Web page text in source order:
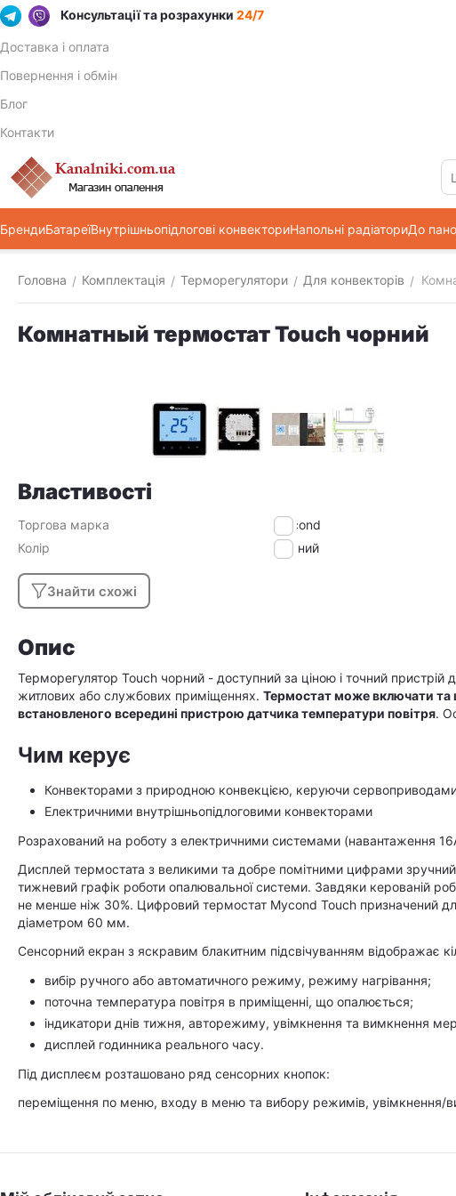
Консультації та розрахунки 24/7
Доставка і оплата
Повернення і обмін
Блог
Контакти
БрендиБатареїВнутрішньопідлогові конвекториНапольні радіаториДо
Головна / Комплектація / Терморегулятори / Для конвекторів /
Комнатный термостат Touch чорний
Властивості
Торгова марка
Mycond
Колір
Чорний
Знайти схожі
Опис
Терморегулятор Touch чорний - доступний за ціною і точний пристрій
житлових або службових приміщеннях. Термостат може включати та
встановленого всередині пристрою датчика температури повітря.
Чим керує
Конвекторами з природною конвекцією, керуючи
Електричними внутрішньопідлоговими конвекторами
Розрахований на роботу з електричними системами (навантаження
Дисплей термостата з великими та добре помітними цифрами
тижневий графік роботи опалювальної системи. Завдяки керованій
не менше ніж 30%. Цифровий термостат Mycond Touch призначений
діаметром 60 мм.
Сенсорний екран з яскравим блакитним підсвічуванням відображає
вибір ручного або автоматичного режиму, режиму нагрівання;
поточна температура повітря в приміщенні, що опалюється;
індикатори днів тижня, авторежиму, увімкнення та вимкнення
дисплей годинника реального часу.
Під дисплеєм розташовано ряд сенсорних кнопок:
переміщення по меню, входу в меню та вибору режимів, увімкнення/